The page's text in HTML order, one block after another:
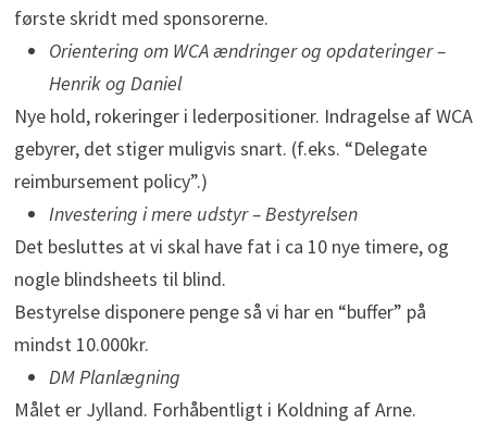
første skridt med sponsorerne.
Orientering om WCA ændringer og opdateringer –
Henrik og Daniel
Nye hold, rokeringer i lederpositioner. Indragelse af WCA
gebyrer, det stiger muligvis snart. (f.eks. “Delegate
reimbursement policy”.)
Investering i mere udstyr – Bestyrelsen
Det besluttes at vi skal have fat i ca 10 nye timere, og
nogle blindsheets til blind.
Bestyrelse disponere penge så vi har en “buffer” på
mindst 10.000kr.
DM Planlægning
Målet er Jylland. Forhåbentligt i Koldning af Arne.